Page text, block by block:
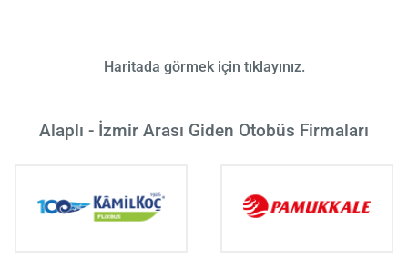
Haritada görmek için tıklayınız.
Alaplı - İzmir Arası Giden Otobüs Firmaları